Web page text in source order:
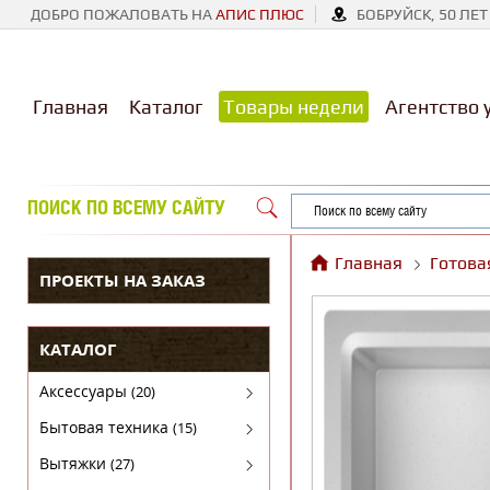
ДОБРО ПОЖАЛОВАТЬ НААПИС ПЛЮС БОБРУЙСК, 50
Главная Каталог Товары недели Агентство
ПОИСК ПО ВСЕМУ САЙТУ
ПРОЕКТЫ НА ЗАКАЗ
КАТАЛОГ
Аксессуары (20)
Аксессуары для бытовой техники
Бытовая техника (15)
Духовые шкафы
Вытяжки (27)
Главная